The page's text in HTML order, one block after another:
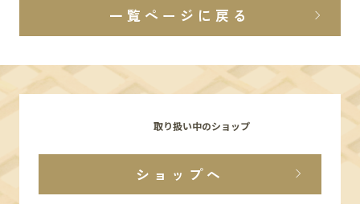
ショップニュース
イベント
館内サービス
施設からのお知らせ
一覧ページに戻る
取り扱い中のショップ
ショップへ